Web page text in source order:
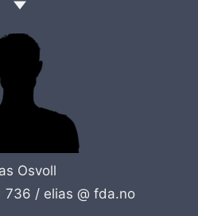
Osvoll
736 /elias @ fda.no